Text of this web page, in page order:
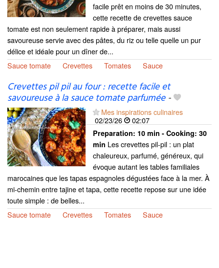
facile prêt en moins de 30 minutes,
cette recette de crevettes sauce
tomate est non seulement rapide à préparer, mais aussi
savoureuse servie avec des pâtes, du riz ou telle quelle un pur
délice et idéale pour un dîner de...
Sauce tomate
Crevettes Tomates Sauce
Crevettes pil pil au four : recette facile et
savoureuse à la sauce tomate parfumée-
Mes inspirations culinaires
02/23/26
02:07
Preparation: 10 min - Cooking: 30
min Les crevettes pil-pil : un plat
chaleureux, parfumé, généreux, qui
évoque autant les tables familiales
marocaines que les tapas espagnoles dégustées face à la mer. À
mi-chemin entre tajine et tapa, cette recette repose sur une idée
toute simple : de belles...
Sauce tomate
Crevettes Tomates Sauce